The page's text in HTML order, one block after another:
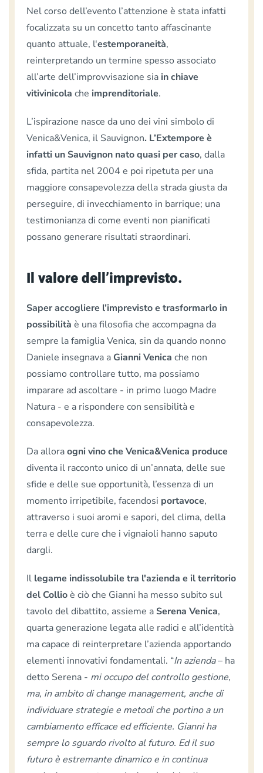
Nel corso dell’evento l’attenzione è stata infatti
focalizzata su un concetto tanto affascinante
quanto attuale, l'estemporaneità,
reinterpretando un termine spesso associato
all’arte dell’improvvisazione sia in chiave
vitivinicola che imprenditoriale.
L’ispirazione nasce da uno dei vini simbolo di
Venica&Venica, il Sauvignon. L’Extempore è
infatti un Sauvignon nato quasi per caso, dalla
sfida, partita nel 2004 e poi ripetuta per una
maggiore consapevolezza della strada giusta da
perseguire, di invecchiamento in barrique; una
testimonianza di come eventi non pianificati
possano generare risultati straordinari.
Il valore dell’imprevisto.
Saper accogliere l’imprevisto e trasformarlo in
possibilità è una filosofia che accompagna da
sempre la famiglia Venica, sin da quando nonno
Daniele insegnava a Gianni Venica che non
possiamo controllare tutto, ma possiamo
imparare ad ascoltare - in primo luogo Madre
Natura - e a rispondere con sensibilità e
consapevolezza.
Da alloraogni vino che Venica&Venica produce
diventa il racconto unico di un’annata, delle sue
sfide e delle sue opportunità, l’essenza di un
momento irripetibile, facendosi portavoce,
attraverso i suoi aromi e sapori, del clima, della
terra e delle cure che i vignaioli hanno saputo
dargli.
Il legame indissolubile tra l'azienda e il territorio
del Collioè ciò che Gianni ha messo subito sul
tavolo del dibattito, assieme a Serena Venica,
quarta generazione legata alle radici e all’identità
ma capace di reinterpretare l’azienda apportando
elementi innovativi fondamentali. “In azienda– ha
detto Serena - mi occupo del controllo gestione,
ma, in ambito di change management, anche di
individuare strategie e metodi che portino a un
cambiamento efficace ed efficiente. Gianni ha
sempre lo sguardo rivolto al futuro. Ed il suo
futuro è estremante dinamico e in continua